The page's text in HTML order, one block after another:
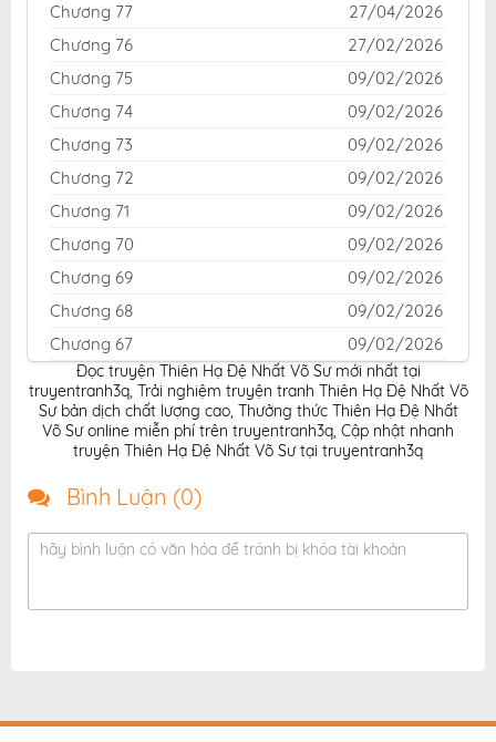
Chương 77
27/04/2026
Chương 76
27/02/2026
Chương 75
09/02/2026
Chương 74
09/02/2026
Chương 73
09/02/2026
Chương 72
09/02/2026
Chương 71
09/02/2026
Chương 70
09/02/2026
Chương 69
09/02/2026
Chương 68
09/02/2026
Chương 67
09/02/2026
Chương 66
09/02/2026
Chương 65
09/02/2026
Chương 64
09/02/2026
Chương 62
Chương 61
09/02/2026
Chương 59
09/02/2026
Đọc truyện Thiên Hạ Đệ Nhất Võ Sư mới nhất tại
truyentranh3q, Trải nghiệm truyện tranh Thiên Hạ Đệ Nhất Võ
Sư bản dịch chất lượng cao, Thưởng thức Thiên Hạ Đệ Nhất
Võ Sư online miễn phí trên truyentranh3q, Cập nhật nhanh
truyện Thiên Hạ Đệ Nhất Võ Sư tại truyentranh3q
Bình Luận (0)
hãy bình luận có văn hóa để tránh bị khóa tài khoản